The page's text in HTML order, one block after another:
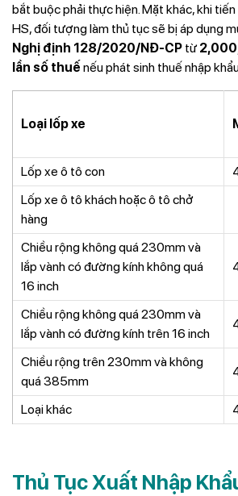
bắt buộc phải thực hiện. Mặt khác, khi tiến
HS, đối tượng làm thủ tục sẽ bị áp dụng
Nghị định 128/2020/NĐ-CP từ
lần số thuế nếu phát sinh thuế nhập
Loại lốp xe
Lốp xe ô tô con
Lốp xe ô tô khách hoặc ô tô chở
hàng
Chiều rộng không quá 230mm và
lắp vành có đường kính không quá
16 inch
Chiều rộng không quá 230mm và
lắp vành có đường kính trên 16 inch
Chiều rộng trên 230mm và không
quá 385mm
Loại khác
Thủ Tục Xuất Nhập